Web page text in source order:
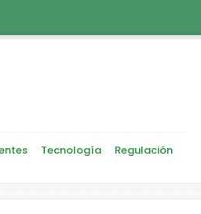
Tecnología
Regulación